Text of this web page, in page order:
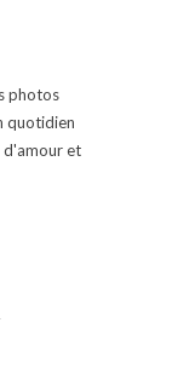
photos
quotidien
d'amour et